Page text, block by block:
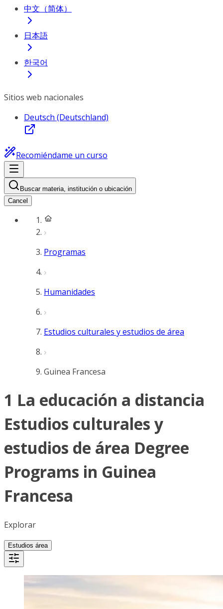
中文（简体）
日本語
한국어
Sitios web nacionales
Deutsch (Deutschland)
Recomiéndame un curso
Buscar materia, institución o ubicación
Cancel
Programas
Humanidades
Estudios culturales y estudios de área
Guinea Francesa
1 La educación a distancia
Estudios culturales y
estudios de área Degree
Programs in Guinea
Francesa
Explorar
Estudios área